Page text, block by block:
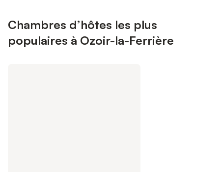
Chambres d’hôtes les plus
populaires à Ozoir-la-Ferrière